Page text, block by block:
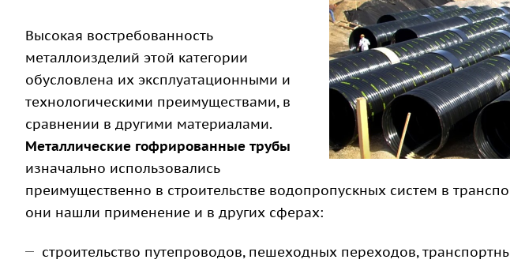
Высокая востребованность
металлоизделий этой категории
обусловлена их эксплуатационными и
технологическими преимуществами, в
сравнении в другими материалами.
Металлические гофрированные трубы
изначально использовались
преимущественно в строительстве водопропускных систем в
они нашли применение и в других сферах:
строительство путепроводов, пешеходных переходов,